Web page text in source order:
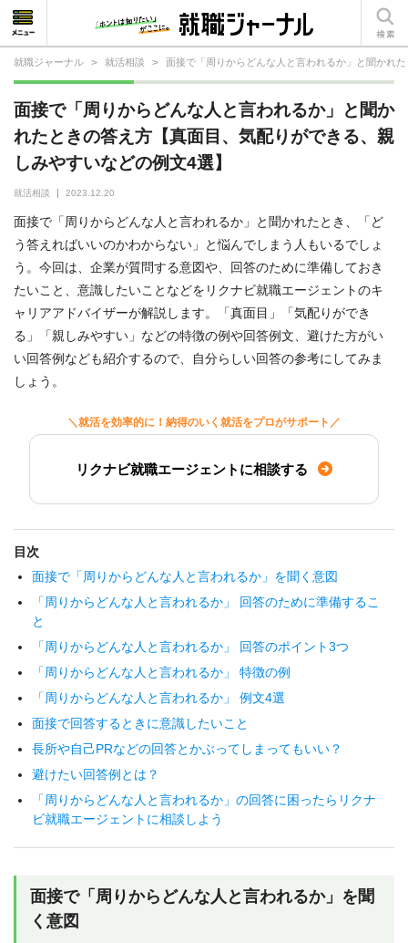
就職ジャーナル > 就活相談 > 面接で「周りからどんな人と言われるか」と聞かれ
面接で「周りからどんな人と言われるか」と聞か
れたときの答え方【真面目、気配りができる、親
しみやすいなどの例文4選】
就活相談 2023.12.20
面接で「周りからどんな人と言われるか」と聞かれたとき、「ど
う答えればいいのかわからない」と悩んでしまう人もいるでしょ
う。今回は、企業が質問する意図や、回答のために準備しておき
たいこと、意識したいことなどをリクナビ就職エージェントのキ
ャリアアドバイザーが解説します。「真面目」「気配りができ
る」「親しみやすい」などの特徴の例や回答例文、避けた方がい
い回答例なども紹介するので、自分らしい回答の参考にしてみま
しょう。
＼就活を効率的に！納得のいく就活をプロがサポート／
リクナビ就職エージェントに相談する
目次
面接で「周りからどんな人と言われるか」を聞く意図
「周りからどんな人と言われるか」 回答のために準備するこ
と
「周りからどんな人と言われるか」 回答のポイント3つ
「周りからどんな人と言われるか」 特徴の例
「周りからどんな人と言われるか」 例文4選
面接で回答するときに意識したいこと
長所や自己PRなどの回答とかぶってしまってもいい？
避けたい回答例とは？
「周りからどんな人と言われるか」の回答に困ったらリクナ
ビ就職エージェントに相談しよう
面接で「周りからどんな人と言われるか」を聞
く意図
就活相談
就活ノウハウ
仕事の選び方・ヒント
仕事とは？
就活コラム